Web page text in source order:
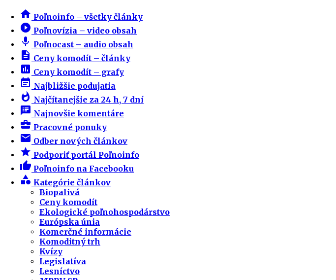
home Poľnoinfo – všetky články
play_circle_filled Poľnovízia – video obsah
mic Poľnocast – audio obsah
description Ceny komodít – články
insert_chart Ceny komodít – grafy
event_note Najbližšie podujatia
whatshot Najčítanejšie za 24 h, 7 dní
speaker_notes Najnovšie komentáre
business_center Pracovné ponuky
email Odber nových článkov
star Podporiť portál Poľnoinfo
thumb_up Poľnoinfo na Facebooku
category Kategórie článkov
Biopalivá
Ceny komodít
Ekologické poľnohospodárstvo
Európska únia
Komerčné informácie
Komoditný trh
Kvízy
Legislatíva
Lesníctvo